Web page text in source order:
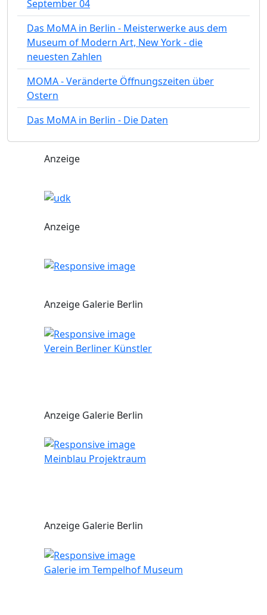
September 04
Das MoMA in Berlin - Meisterwerke aus dem
Museum of Modern Art, New York - die
neuesten Zahlen
MOMA - Veränderte Öffnungszeiten über
Ostern
Das MoMA in Berlin - Die Daten
Anzeige
Anzeige
Anzeige Galerie Berlin
Verein Berliner Künstler
Anzeige Galerie Berlin
Meinblau Projektraum
Anzeige Galerie Berlin
Galerie im Tempelhof Museum